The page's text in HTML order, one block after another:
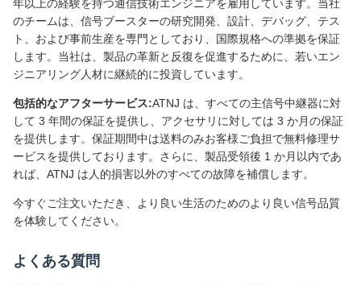
年以上の経験を持つ通信技術エンジニアを雇用しています。当社
のチームは、信号ブースターの研究開発、設計、デバッグ、テス
ト、および事前生産を専門としており、国際規格への準拠を保証
します。当社は、製品の革新と反復を促進するために、若いエン
ジニアリング人材に継続的に投資しています。
包括的なアフターサービス:ATNJ は、すべての主信号中継器に対
して 3 年間の保証を提供し、アクセサリに対しては 3 か月の保証
を提供します。保証期間中は送料のみお客様ご負担で無料修理サ
ービスを提供しております。さらに、製品受領後 1 か月以内であ
れば、ATNJ は人的損害以外のすべての故障を補償します。
今すぐご注文いただき、より良い生活のためのより良い信号品質
を体験してください。
よくある質問